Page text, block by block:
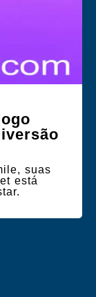
suas
está